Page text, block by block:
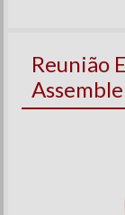
Reunião